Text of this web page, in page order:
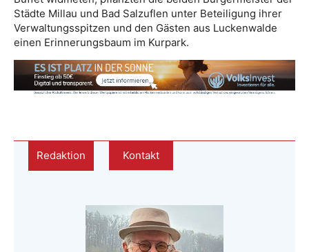
Städte Millau und Bad Salzuflen unter Beteiligung ihrer
Verwaltungsspitzen und den Gästen aus Luckenwalde
einen Erinnerungsbaum im Kurpark.
Redaktion Kontakt